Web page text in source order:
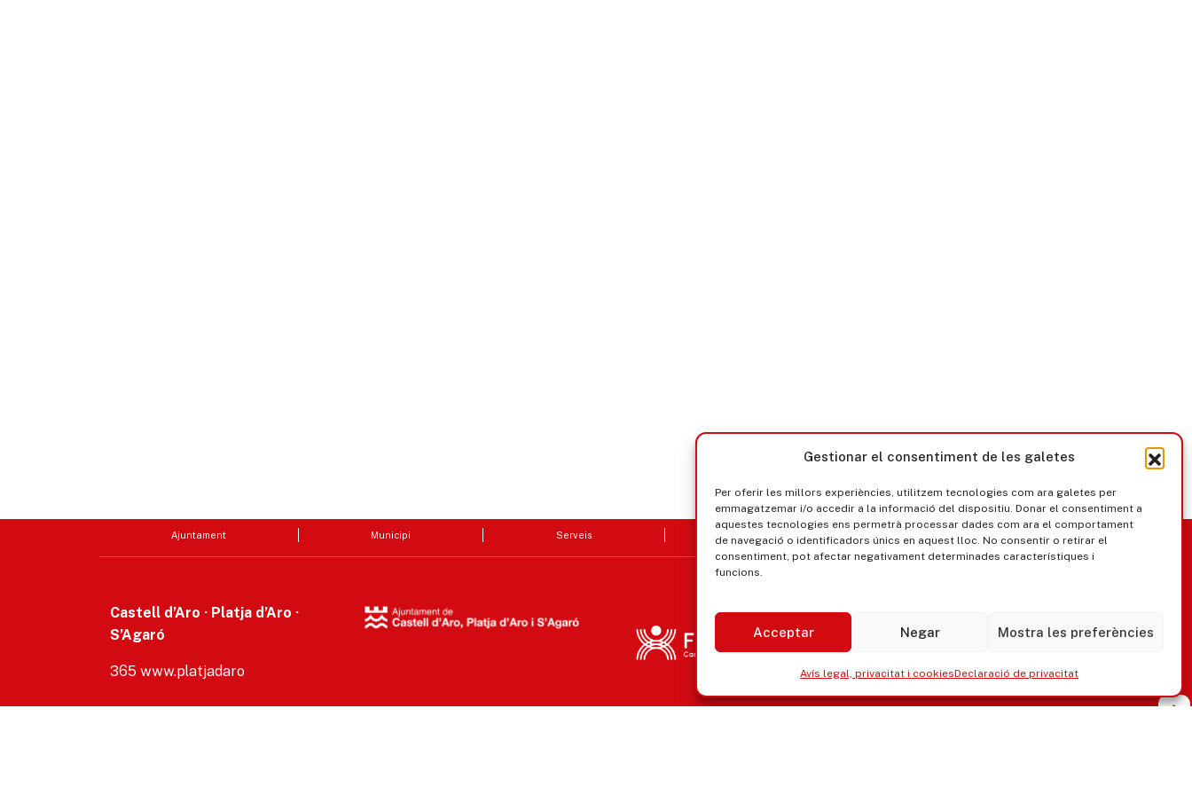
Gestionar el consentiment de les galetes
Per oferir les millors experiències, utilitzem tecnologies com ara galetes per
emmagatzemar i/o accedir a la informació del dispositiu. Donar el consentiment a
aquestes tecnologies ens permetrà processar dades com ara el comportament
de navegació o identificadors únics en aquest lloc. No consentir o retirar el
consentiment, pot afectar negativament determinades característiques i
funcions.
Acceptar Negar Mostra les preferències
Avís legal, privacitat i cookiesDeclaració de privacitat
Ajuntament Municipi Serveis Seu electrònica Govern obert
Castell d’Aro · Platja d’Aro ·
S’Agaró
365 www.platjadaro